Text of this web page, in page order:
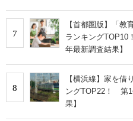
7
【首都圏版】「教
ランキング
年最新調査結果】
8
【横浜線】家を借
ングTOP22！ 第1
果】